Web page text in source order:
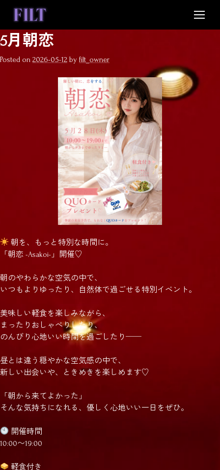
content
5月朝恋
Posted on 2026-05-12 by filt_owner
朝を、もっと特別な時間に。
「朝恋 -Asakoi-」開催♡
朝のやわらかな空気の中で、
いつもよりゆったり、自然体で過ごせる特別イベント。
美味しい軽食を楽しみながら、
まったりおしゃべりしたり、
のんびり心地いい時間を過ごしたり──
昼とは違う穏やかな空気感の中で、
新しい出会いや、ときめきを楽しめます♡
「朝から来てよかった」
そんな気持ちになれる、優しく心地いい一日をぜひ。
開催時間
10:00〜19:00
軽食付き